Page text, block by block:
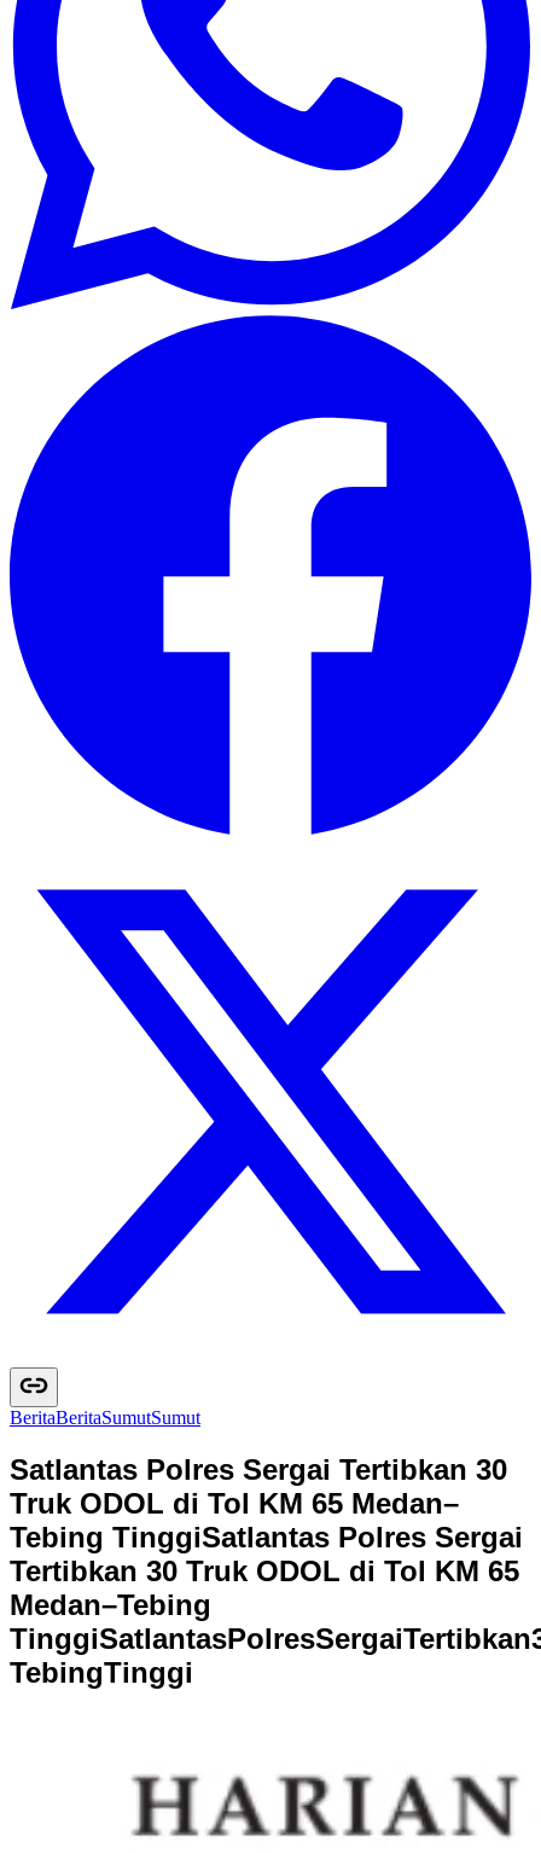
BeritaBeritaSumutSumut
Satlantas Polres Sergai Tertibkan 30
Truk ODOL di Tol KM 65 Medan–
Tebing TinggiSatlantas Polres Sergai
Tertibkan 30 Truk ODOL di Tol KM 65
Medan–Tebing
TinggiSatlantasPolresSergaiTertibkan
TebingTinggi